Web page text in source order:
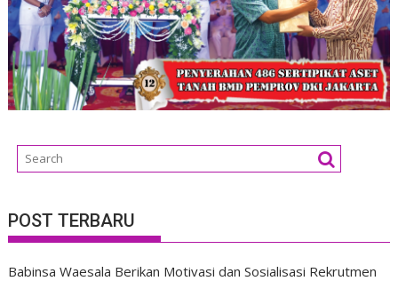
POST TERBARU
Babinsa Waesala Berikan Motivasi dan Sosialisasi Rekrutmen